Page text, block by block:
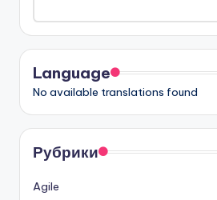
Language
No available translations found
Рубрики
Agile